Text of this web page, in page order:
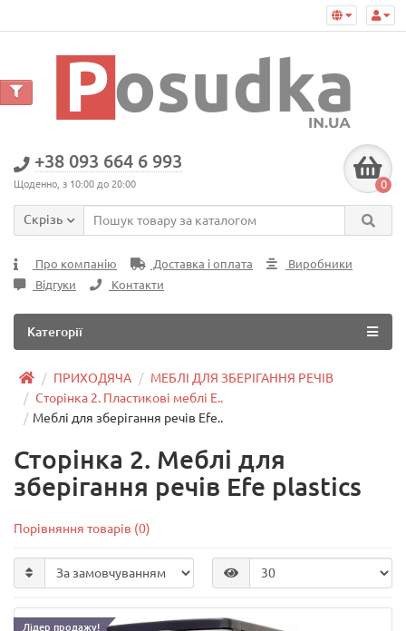
+38 093 664 6 993
Щоденно, з 10:00 до 20:00 0
Скрізь
Про компанію Доставка і оплата
Виробники
Відгуки
Контакти
Категорії
ПРИХОДЯЧА
МЕБЛІ ДЛЯ ЗБЕРІГАННЯ РЕЧІВ
Сторінка 2. Пластикові меблі E..
Меблі для зберігання речів Efe..
Сторінка 2. Меблі для
зберігання речів Efe plastics
Порівняння товарів (0)
Лідер продажу!